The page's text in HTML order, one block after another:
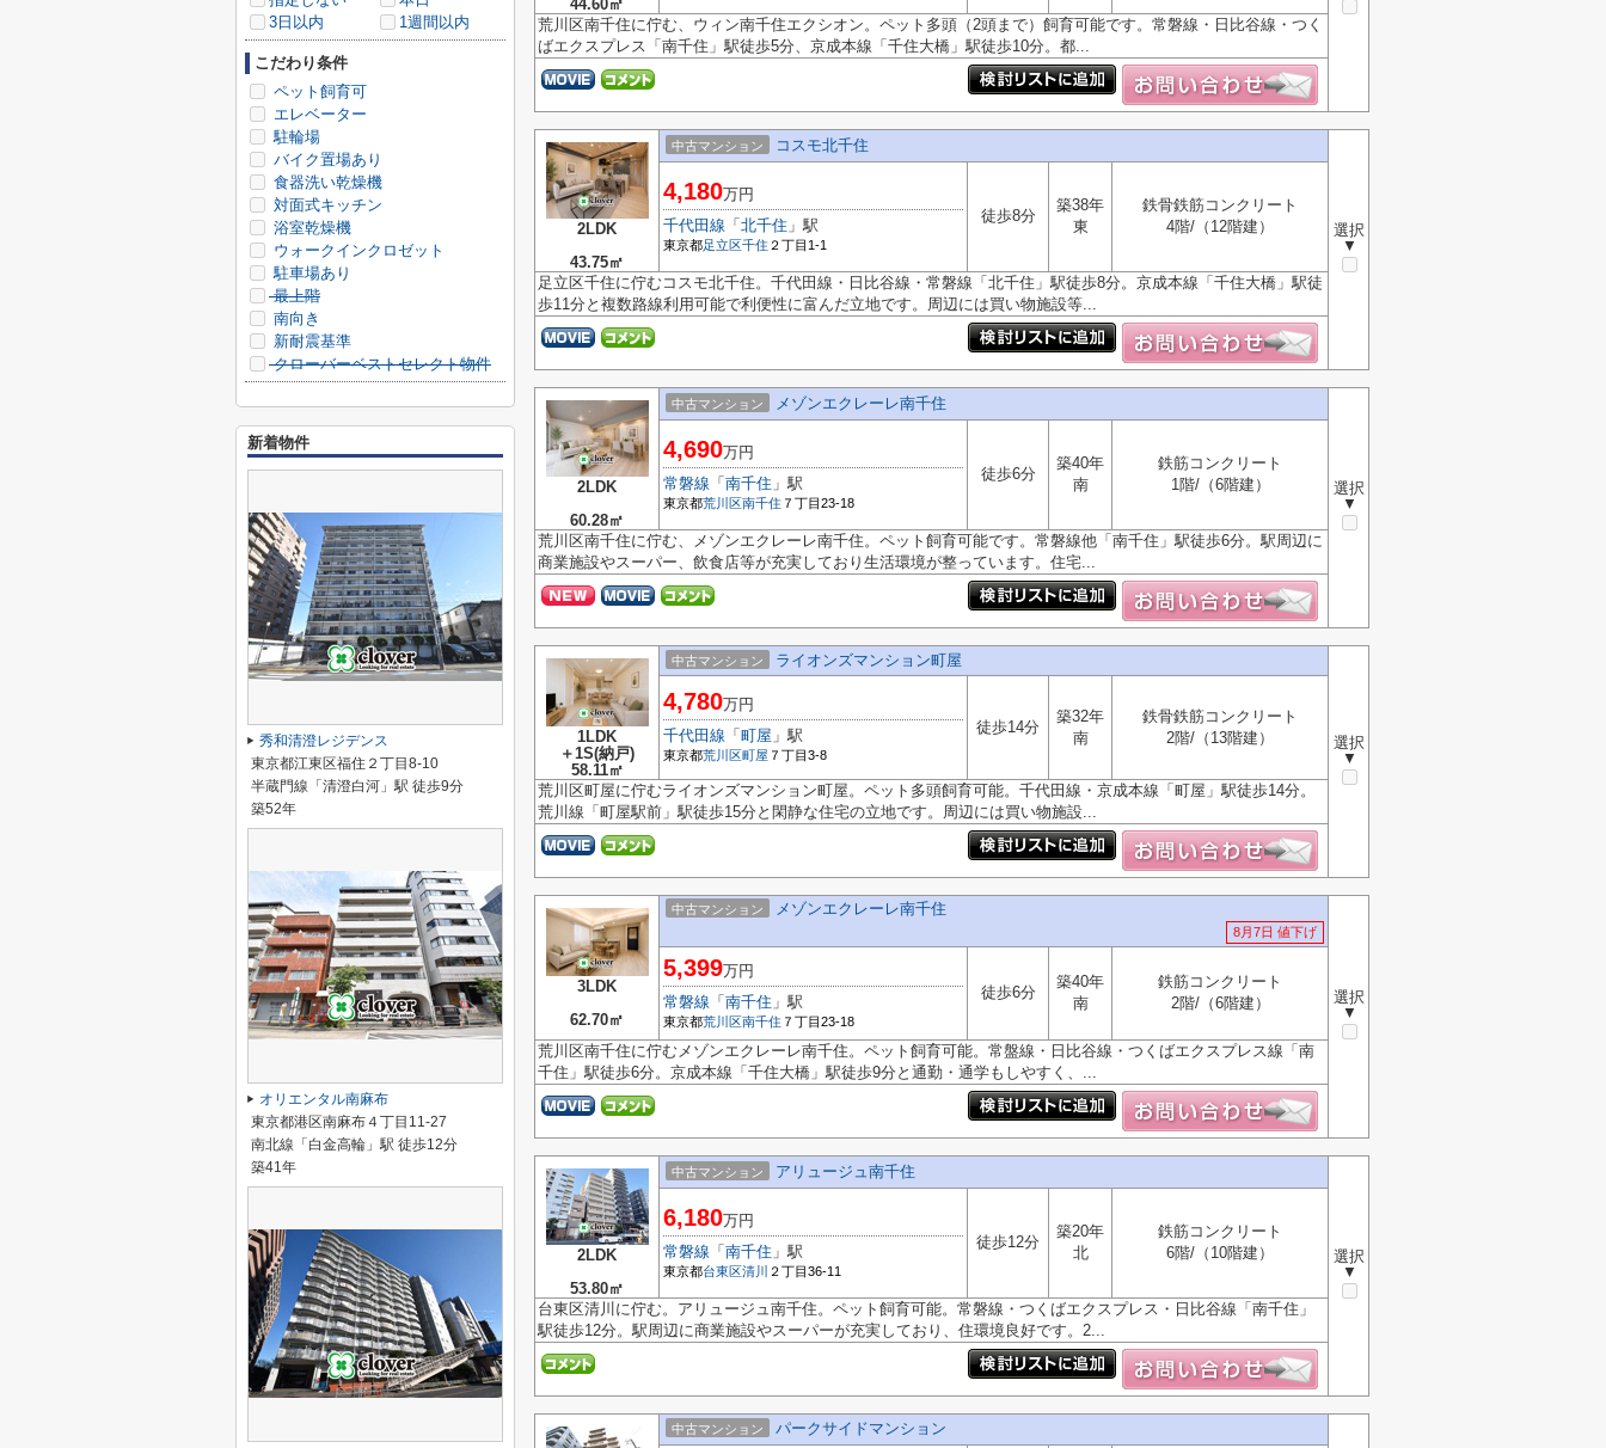
44.60㎡
荒川区南千住に佇む、ウィン南千住エクシオン。ペット多頭（2頭まで）飼育可能です。常磐線・日比谷線・つく
ばエクスプレス「南千住」駅徒歩5分、京成本線「千住大橋」駅徒歩10分。都...
2LDK
43.75㎡
中古マンション コスモ北千住
選択
▼
4,180万円
千代田線 「 北千住 」駅
東京都足立区千住 ２丁目1-1
徒歩8分
築38年
東
鉄骨鉄筋コンクリート
4階/（12階建）
足立区千住に佇むコスモ北千住。千代田線・日比谷線・常磐線「北千住」駅徒歩8分。京成本線「千住大橋」駅徒
歩11分と複数路線利用可能で利便性に富んだ立地です。周辺には買い物施設等...
2LDK
60.28㎡
中古マンション メゾンエクレーレ南千住
選択
▼
4,690万円
常磐線 「 南千住 」駅
東京都荒川区南千住 ７丁目23-18
徒歩6分
築40年
南
鉄筋コンクリート
1階/（6階建）
荒川区南千住に佇む、メゾンエクレーレ南千住。ペット飼育可能です。常磐線他「南千住」駅徒歩6分。駅周辺に
商業施設やスーパー、飲食店等が充実しており生活環境が整っています。住宅...
1LDK
＋1S(納戸)
58.11㎡
中古マンション ライオンズマンション町屋
選択
▼
4,780万円
千代田線 「 町屋 」駅
東京都荒川区町屋 ７丁目3-8
徒歩14分
築32年
南
鉄骨鉄筋コンクリート
2階/（13階建）
荒川区町屋に佇むライオンズマンション町屋。ペット多頭飼育可能。千代田線・京成本線「町屋」駅徒歩14分。
荒川線「町屋駅前」駅徒歩15分と閑静な住宅の立地です。周辺には買い物施設...
3LDK
62.70㎡
中古マンション メゾンエクレーレ南千住
8月7日 値下げ
選択
▼
5,399万円
常磐線 「 南千住 」駅
東京都荒川区南千住 ７丁目23-18
徒歩6分
築40年
南
鉄筋コンクリート
2階/（6階建）
荒川区南千住に佇むメゾンエクレーレ南千住。ペット飼育可能。常盤線・日比谷線・つくばエクスプレス線「南
千住」駅徒歩6分。京成本線「千住大橋」駅徒歩9分と通勤・通学もしやすく、...
2LDK
53.80㎡
中古マンション アリュージュ南千住
選択
▼
6,180万円
常磐線 「 南千住 」駅
東京都台東区清川 ２丁目36-11
徒歩12分
築20年
北
鉄筋コンクリート
6階/（10階建）
台東区清川に佇む。アリュージュ南千住。ペット飼育可能。常磐線・つくばエクスプレス・日比谷線「南千住」
駅徒歩12分。駅周辺に商業施設やスーパーが充実しており、住環境良好です。2...
中古マンション パークサイドマンション
3日以内
1週間以内
こだわり条件
ペット飼育可
エレベーター
駐輪場
バイク置場あり
食器洗い乾燥機
対面式キッチン
浴室乾燥機
ウォークインクロゼット
駐車場あり
最上階
南向き
新耐震基準
クローバーベストセレクト物件
新着物件
秀和清澄レジデンス
東京都江東区福住２丁目8-10
半蔵門線「清澄白河」駅 徒歩9分
築52年
オリエンタル南麻布
東京都港区南麻布４丁目11-27
南北線「白金高輪」駅 徒歩12分
築41年